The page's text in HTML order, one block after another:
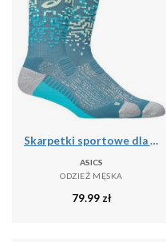
Skarpetki sportowe dla dorosłych Performance Run Sock Crew
ASICS
ODZIEŻ MĘSKA
79.99 zł